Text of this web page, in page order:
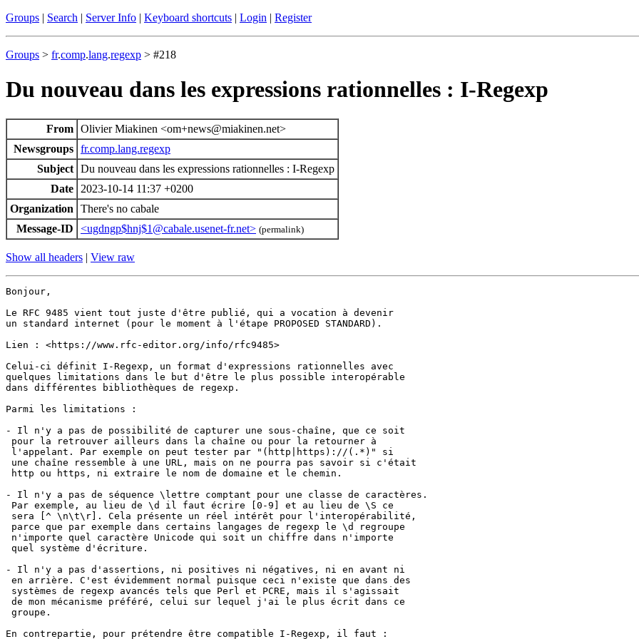
Groups | Search | Server Info | Keyboard shortcuts | Login | Register
Groups > fr.comp.lang.regexp > #218
Du nouveau dans les expressions rationnelles : I-Regexp
From Olivier Miakinen <om+news@miakinen.net>
Newsgroups fr.comp.lang.regexp
Subject Du nouveau dans les expressions rationnelles : I-Regexp
Date
2023-10-14 11:37 +0200
Organization
There's no cabale
Message-ID
<ugdngp$hnj$1@cabale.usenet-fr.net> (permalink)
Show all headers | View raw
Bonjour,
Le RFC 9485 vient tout juste d'être publié, qui a vocation à devenir
un standard internet (pour le moment à l'étape PROPOSED STANDARD).
Lien : <https://www.rfc-editor.org/info/rfc9485>
Celui-ci définit I-Regexp, un format d'expressions rationnelles avec
quelques limitations dans le but d'être le plus possible interopérable
dans différentes bibliothèques de regexp.
Parmi les limitations :
- Il n'y a pas de possibilité de capturer une sous-chaîne, que ce soit
pour la retrouver ailleurs dans la chaîne ou pour la retourner à
l'appelant. Par exemple on peut tester par "(http|https)://(.*)" si
une chaîne ressemble à une URL, mais on ne pourra pas savoir si c'était
http ou https, ni extraire le nom de domaine et le chemin.
- Il n'y a pas de séquence \lettre comptant pour une classe de caractères.
Par exemple, au lieu de \d il faut écrire [0-9] et au lieu de \S ce
sera [^ \n\t\r]. Cela présente un réel intérêt pour l'interopérabilité,
parce que par exemple dans certains langages de regexp le \d regroupe
n'importe quel caractère Unicode qui soit un chiffre dans n'importe
quel système d'écriture.
- Il n'y a pas d'assertions, ni positives ni négatives, ni en avant ni
en arrière. C'est évidemment normal puisque ceci n'existe que dans des
systèmes de regexp avancés tels que Perl et PCRE, mais il s'agissait
de mon mécanisme préféré, celui sur lequel j'ai le plus écrit dans ce
groupe.
En contrepartie, pour prétendre être compatible I-Regexp, il faut :